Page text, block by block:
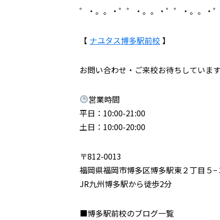
゜・。。・゜゜・。。・゜゜・。。・゜
【 ナユタス博多駅前校 】
お問い合わせ・ご来校お待ちしていま
営業時間
平日：10:00-21:00
土日：10:00-20:00
〒812-0013
福岡県福岡市博多区博多駅東２丁目５
JR九州博多駅から徒歩2分
■博多駅前校のブログ一覧